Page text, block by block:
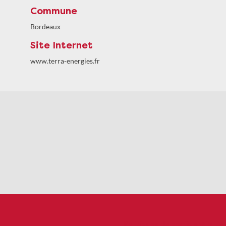
Commune
Bordeaux
Site Internet
www.terra-energies.fr